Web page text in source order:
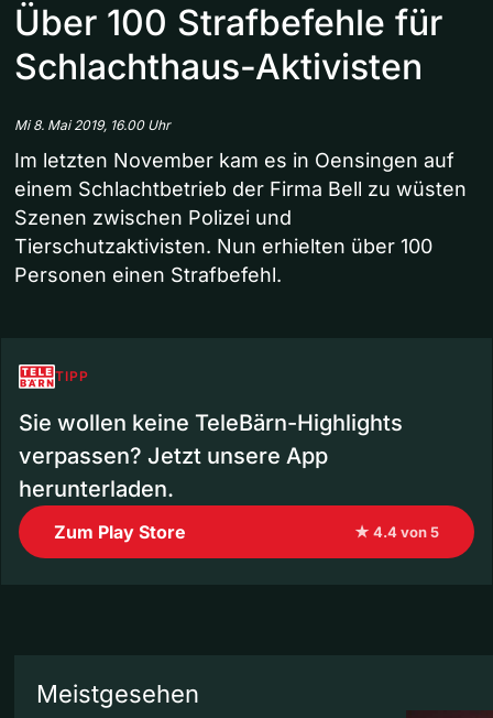
Über 100 Strafbefehle für
Schlachthaus-Aktivisten
Mi 8. Mai 2019, 16.00 Uhr
Im letzten November kam es in Oensingen auf
einem Schlachtbetrieb der Firma Bell zu wüsten
Szenen zwischen Polizei und
Tierschutzaktivisten. Nun erhielten über 100
Personen einen Strafbefehl.
TIPP
Sie wollen keine TeleBärn-Highlights
verpassen? Jetzt unsere App
herunterladen.
Zum Play Store ★ 4.4 von 5
Meistgesehen